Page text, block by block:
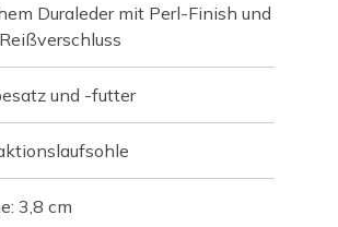
Duraleder mit Perl-Finish und
und -futter
3,8 cm